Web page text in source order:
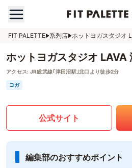
FIT PALETTE 系列店 ホットヨガスタジオ
ホットヨガスタジオ LAVA
アクセス: JR総武線｢津田沼駅｣北口より徒歩2分
ヨガ
公式サイト
編集部のおすすめポイント